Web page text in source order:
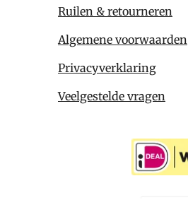
Ruilen & retourneren
Algemene voorwaarden
Privacyverklaring
Veelgestelde vragen